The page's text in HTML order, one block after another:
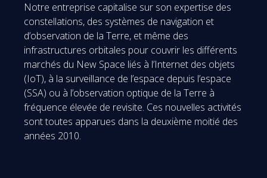
Notre entreprise capitalise sur son expertise des
constellations, des systèmes de navigation et
d’observation de la Terre, et même des
infrastructures orbitales pour couvrir les différents
marchés du New Space liés à l’Internet des objets
(IoT), à la surveillance de l’espace depuis l’espace
(SSA) ou à l’observation optique de la Terre à
fréquence élevée de revisite. Ces nouvelles activités
sont toutes apparues dans la deuxième moitié des
années 2010.